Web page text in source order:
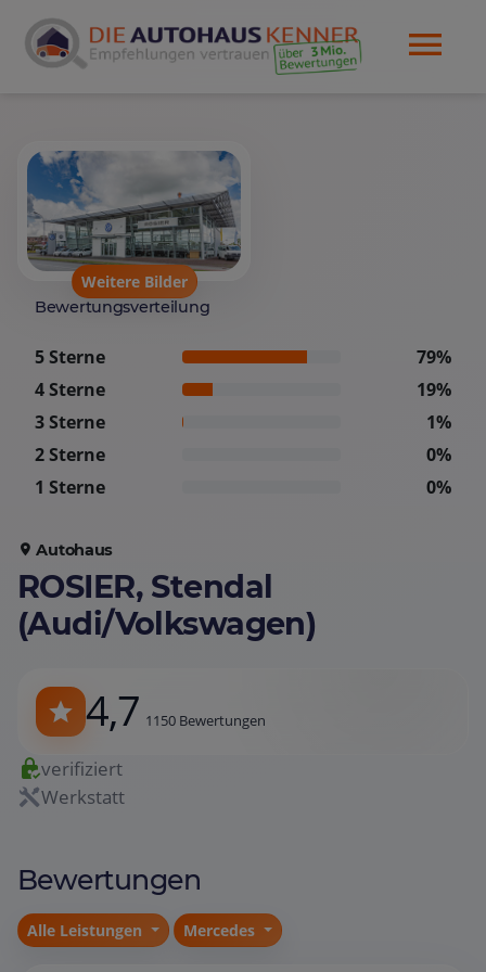
Weitere Bilder
Bewertungsverteilung
5 Sterne
79%
4 Sterne
19%
3 Sterne
1%
2 Sterne
0%
1 Sterne
0%
Autohaus
ROSIER, Stendal
(Audi/Volkswagen)
4,7 1150 Bewertungen
verifiziert
Werkstatt
Bewertungen
Alle Leistungen Mercedes